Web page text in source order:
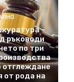
–
ръководи
по три
отглеждане
от рода на